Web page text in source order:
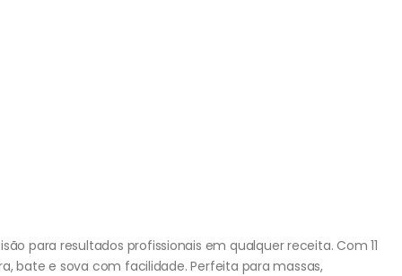
para resultados profissionais em qualquer receita. Com 11
bate e sova com facilidade. Perfeita para massas,